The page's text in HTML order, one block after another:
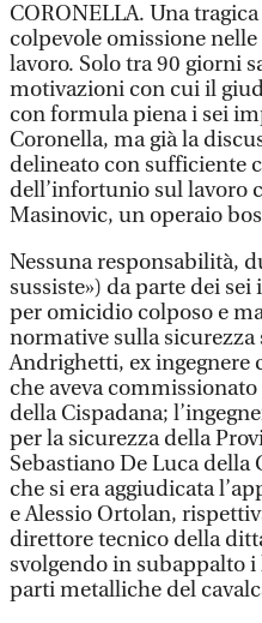
CORONELLA. Una
colpevole omissione
lavoro. Solo tra 90 giorni
motivazioni con cui il
con formula piena i sei
Coronella, ma già la
delineato con sufficiente
dell’infortunio sul lavoro
Masinovic, un operaio
Nessuna responsabilità,
sussiste») da parte dei
per omicidio colposo e
normative sulla sicurezza
Andrighetti, ex ingegnere
che aveva
della Cispadana;
per la sicurezza della
Sebastiano De Luca
che si era aggiudicata
e Alessio Ortolan,
direttore tecnico della
svolgendo in subappalto
parti metalliche del